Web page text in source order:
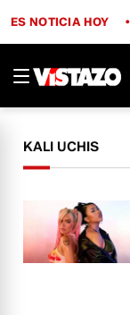
ES NOTICIA HOY
KALI UCHIS